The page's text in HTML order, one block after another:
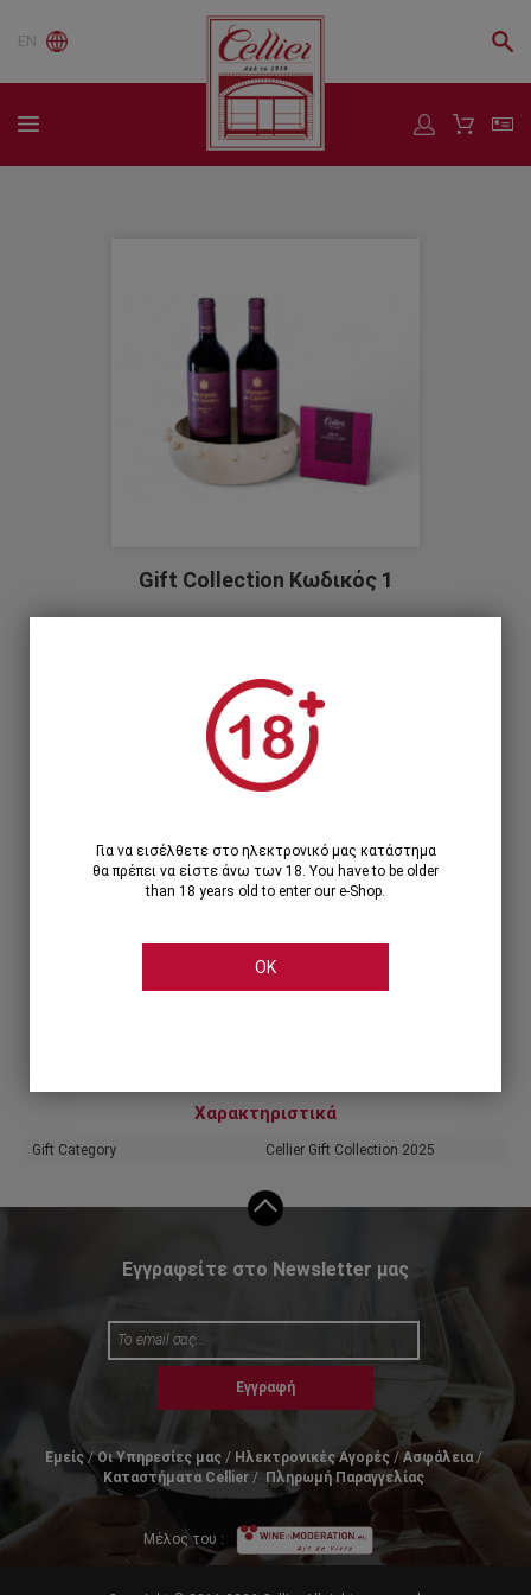
2 X Rioja Reserva, Marques De Caceres
"/>EN
Gift Collection Κωδικός 1
1 X Σοκολάτα Cellier γάλακτος 90γρ.
1 X Μπωλ στρογγυλό μεταλλικό λευκό
2 X Rioja Reserva, Marques De Caceres
Χαρακτηριστικά
Gift Category Cellier Gift Collection 2025
Εγγραφείτε στο Newsletter μας
Εγγραφή
Εμείς Οι Υπηρεσίες μας Ηλεκτρονικές Αγορές
Ασφάλεια
Καταστήματα Cellier
Πληρωμή Παραγγελίας
Μέλος του :
Για να εισέλθετε στο ηλεκτρονικό μας κατάστημα
θα πρέπει να είστε άνω των 18. You have to be older
than 18 years old to enter our e-Shop.
OK